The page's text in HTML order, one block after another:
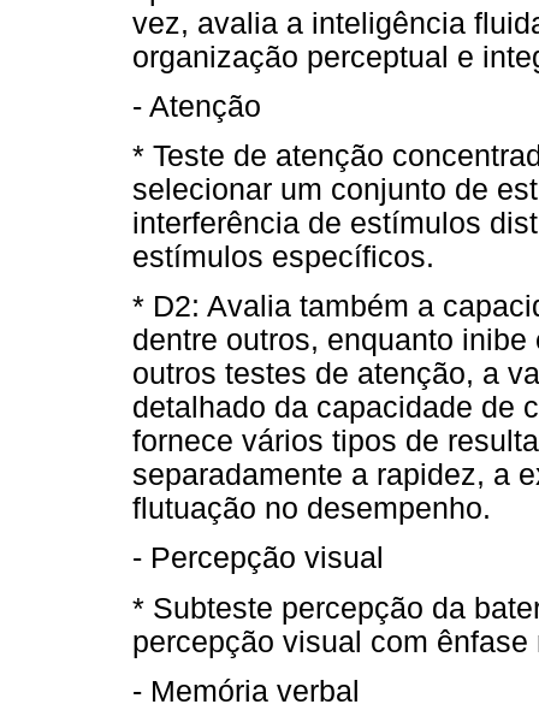
vez, avalia a inteligência
organização perceptual e
- Atenção
* Teste de atenção
selecionar um conjunto de
interferência de estímulos
estímulos específicos.
* D2: Avalia também a
dentre outros, enquanto
outros testes de atenção, a
detalhado da capacidade de
fornece vários tipos de
separadamente a rapidez, a
flutuação no desempenho.
- Percepção visual
* Subteste percepção da
percepção visual com
- Memória verbal